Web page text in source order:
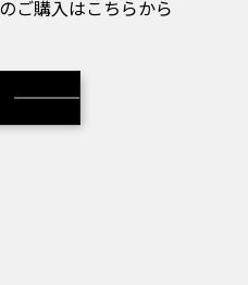
ご購入はこちらから